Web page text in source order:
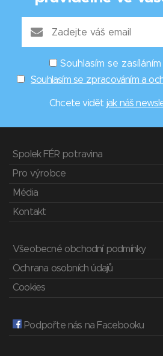
Souhlasím se
Souhlasím se zpracováním a
Chcete vidět jak náš
Spolek FÉR potravina
Pro výrobce
Média
Kontakt
Všeobecné obchodní podmínky
Ochrana osobních údajů
Cookies
Podpořte nás na Facebooku